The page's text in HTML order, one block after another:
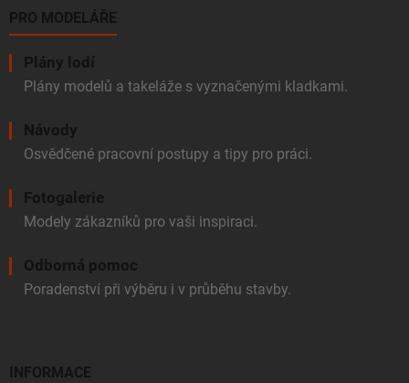
PRO MODELÁŘE
Plány lodí
Plány modelů a takeláže s vyznačenými kladkami.
Návody
Osvědčené pracovní postupy a tipy pro práci.
Fotogalerie
Modely zákazníků pro vaši inspiraci.
Odborná pomoc
Poradenství při výběru i v průběhu stavby.
INFORMACE